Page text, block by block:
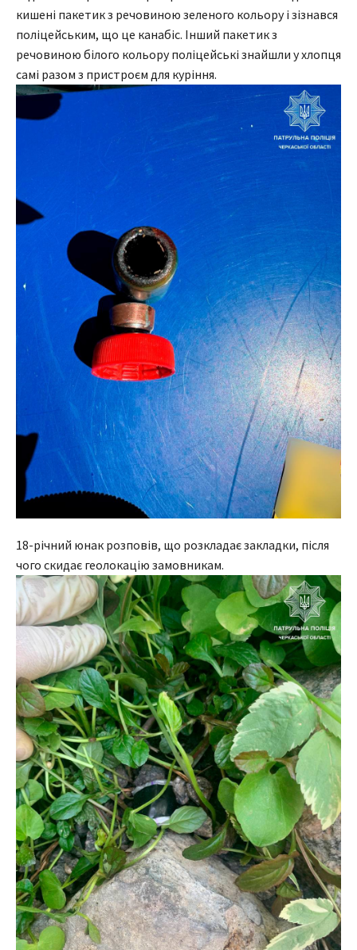
кишені пакетик з речовиною зеленого кольору і зізнався
поліцейським, що це канабіс. Інший пакетик з
речовиною білого кольору поліцейські знайшли у хлопця
самі разом з пристроєм для куріння.
18-річний юнак розповів, що розкладає закладки, після
чого скидає геолокацію замовникам.